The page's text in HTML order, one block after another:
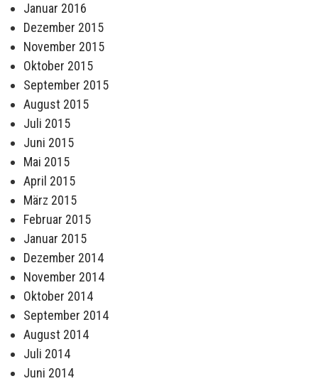
Januar 2016
Dezember 2015
November 2015
Oktober 2015
September 2015
August 2015
Juli 2015
Juni 2015
Mai 2015
April 2015
März 2015
Februar 2015
Januar 2015
Dezember 2014
November 2014
Oktober 2014
September 2014
August 2014
Juli 2014
Juni 2014